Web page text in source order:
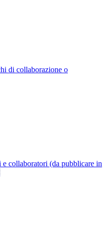
di collaborazione o
e collaboratori (da pubblicare in